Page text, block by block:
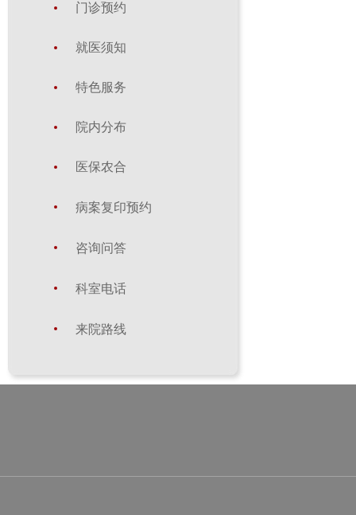
门诊预约
就医须知
特色服务
院内分布
医保农合
病案复印预约
咨询问答
科室电话
来院路线